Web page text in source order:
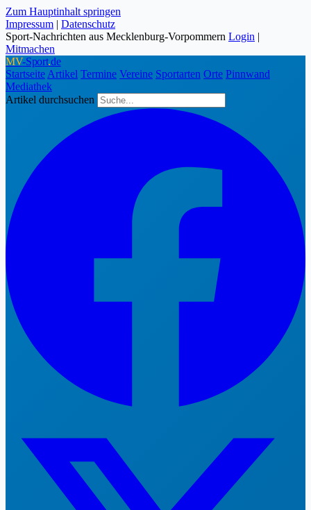
Zum Hauptinhalt springen
Impressum | Datenschutz
Sport-Nachrichten aus Mecklenburg-Vorpommern Login |
Mitmachen
MV-Sport.de
Startseite Artikel Termine Vereine Sportarten Orte Pinnwand
Mediathek
Artikel durchsuchen